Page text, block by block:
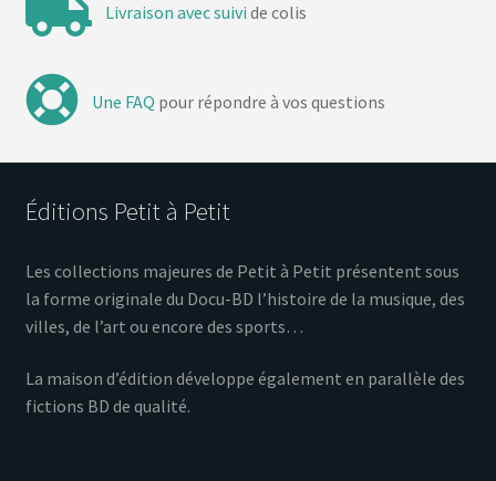
Livraison avec suivi de colis
Une FAQ pour répondre à vos questions
Éditions Petit à Petit
Les collections majeures de Petit à Petit présentent sous
la forme originale du Docu-BD l’histoire de la musique, des
villes, de l’art ou encore des sports…
La maison d’édition développe également en parallèle des
fictions BD de qualité.